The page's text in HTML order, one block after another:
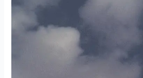
Nucleares